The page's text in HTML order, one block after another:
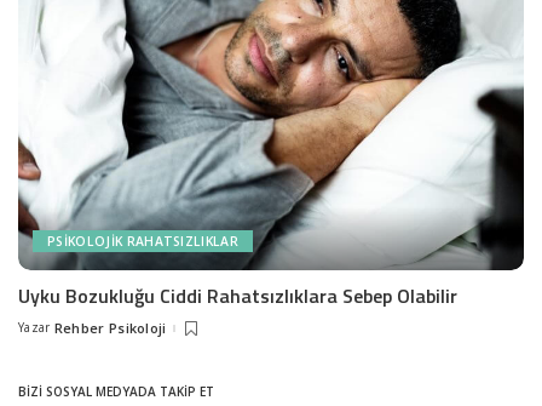
PSIKOLOJIK RAHATSIZLIKLAR
Uyku Bozukluğu Ciddi Rahatsızlıklara Sebep Olabilir
Posted
Yazar Rehber Psikoloji
BIZI SOSYAL MEDYADA TAKIP ET